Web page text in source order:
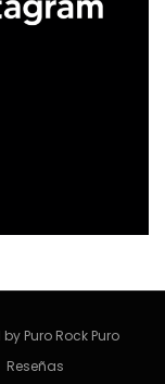
Puro Rock Puro
Reseñas